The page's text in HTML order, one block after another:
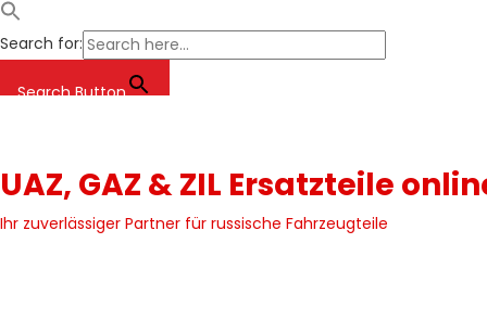
Search for:
Search Button
UAZ, GAZ & ZIL Ersatzteile
Ihr zuverlässiger Partner für russische Fahrzeugteile